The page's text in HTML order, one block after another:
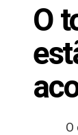
O
O